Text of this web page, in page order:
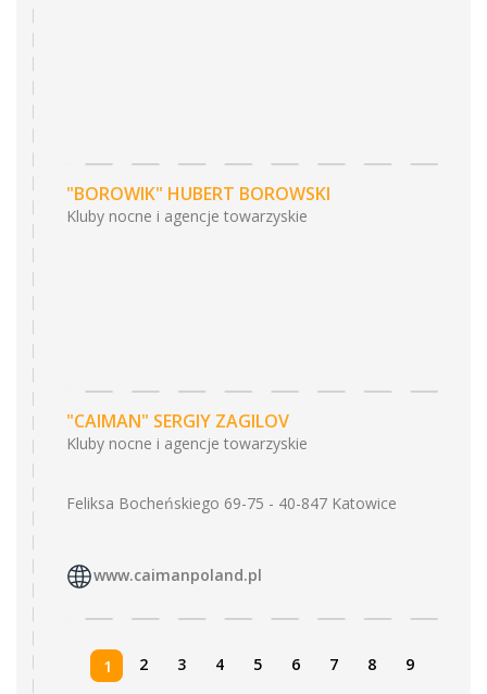
"BOROWIK" HUBERT BOROWSKI
Kluby nocne i agencje towarzyskie
"CAIMAN" SERGIY ZAGILOV
Kluby nocne i agencje towarzyskie
Feliksa Bocheńskiego 69-75 - 40-847 Katowice
www.caimanpoland.pl
1 2 3 4 5 6 7 8 9